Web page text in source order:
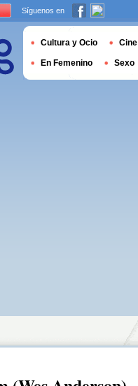
Síguenos en
Cultura y Ocio Cine
En Femenino Sexo